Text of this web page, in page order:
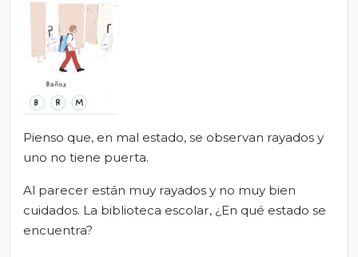
Pienso que, en mal estado, se observan rayados y
uno no tiene puerta.
Al parecer están muy rayados y no muy bien
cuidados. La biblioteca escolar, ¿En qué estado se
encuentra?